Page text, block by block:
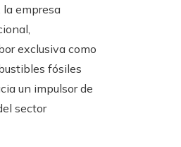
empresa
exclusiva como
fósiles
un impulsor de
sector